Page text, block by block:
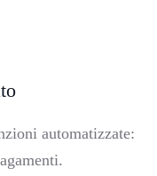
automatizzate: